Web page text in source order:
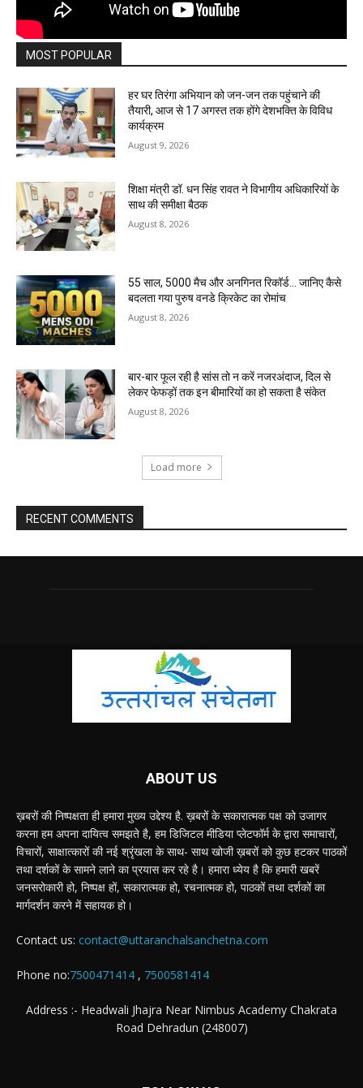
MOST POPULAR
हर घर तिरंगा अभियान को जन-जन तक पहुंचाने की
तैयारी, आज से 17 अगस्त तक होंगे देशभक्ति के विविध
कार्यक्रम
August 9, 2026
शिक्षा मंत्री डॉ. धन सिंह रावत ने विभागीय अधिकारियों के
साथ की समीक्षा बैठक
August 8, 2026
55 साल, 5000 मैच और अनगिनत रिकॉर्ड… जानिए कैसे
बदलता गया पुरुष वनडे क्रिकेट का रोमांच
August 8, 2026
बार-बार फूल रही है सांस तो न करें नजरअंदाज, दिल से
लेकर फेफड़ों तक इन बीमारियों का हो सकता है संकेत
August 8, 2026
Load more
RECENT COMMENTS
ABOUT US
ख़बरों की निष्पक्षता ही हमारा मुख्य उद्देश्य है. ख़बरों के सकारात्मक पक्ष को उजागर
करना हम अपना दायित्व समझते है, हम डिजिटल मीडिया प्लेटफॉर्म के द्वारा समाचारों,
विचारों, साक्षात्कारों की नई श्रृंखला के साथ- साथ खोजी ख़बरों को कुछ हटकर पाठकों
तथा दर्शकों के सामने लाने का प्रयास कर रहे है। हमारा ध्येय है कि हमारी खबरें
जनसरोकारी हो, निष्पक्ष हों, सकारात्मक हो, रचनात्मक हो, पाठकों तथा दर्शकों का
मार्गदर्शन करने में सहायक हो।
Contact us: contact@uttaranchalsanchetna.com
Phone no:7500471414 , 7500581414
Address :- Headwali Jhajra Near Nimbus Academy Chakrata
Road Dehradun (248007)